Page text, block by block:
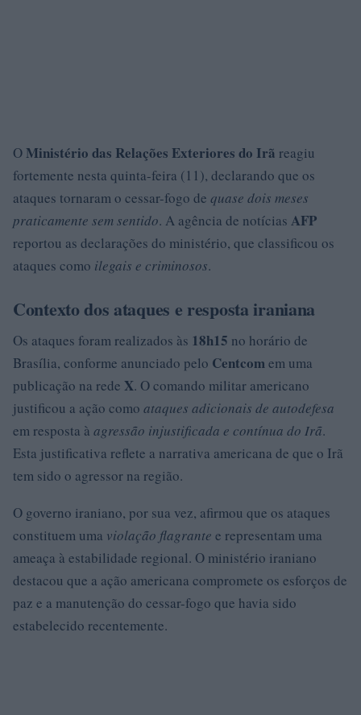
O Ministério das Relações Exteriores do Irã reagiu
fortemente nesta quinta-feira (11), declarando que os
ataques tornaram o cessar-fogo de quase dois meses
praticamente sem sentido. A agência de notícias AFP
reportou as declarações do ministério, que classificou os
ataques como ilegais e criminosos.
Contexto dos ataques e resposta iraniana
Os ataques foram realizados às 18h15 no horário de
Brasília, conforme anunciado pelo Centcomem uma
publicação na rede X. O comando militar americano
justificou a ação como ataques adicionais de autodefesa
em resposta à agressão injustificada e contínua do Irã.
Esta justificativa reflete a narrativa americana de que o Irã
tem sido o agressor na região.
O governo iraniano, por sua vez, afirmou que os ataques
constituem uma violação flagrante e representam uma
ameaça à estabilidade regional. O ministério iraniano
destacou que a ação americana compromete os esforços de
paz e a manutenção do cessar-fogo que havia sido
estabelecido recentemente.